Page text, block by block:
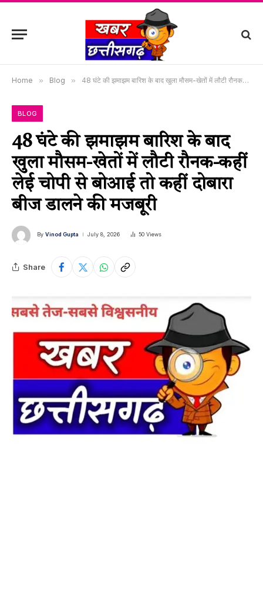
Home » Blog » 48 घंटे की झमाझम बारिश के बाद खुला मौसम-खेतों में लौटी रौनक-कहीं लेई चोपी से बोआई तो कहीं दोबारा बीज डालने की मजबूरी
BLOG
48 घंटे की झमाझम बारिश के बाद
खुला मौसम-खेतों में लौटी रौनक-कहीं
लेई चोपी से बोआई तो कहीं दोबारा
बीज डालने की मजबूरी
By Vinod Gupta July 8, 2026 50 Views
Share